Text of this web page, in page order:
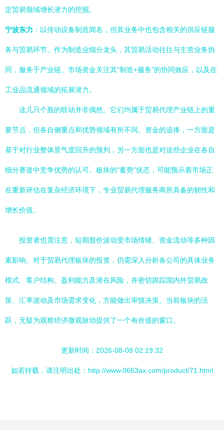
定贸易领域增长潜力的挖掘。
宁波东力 ：以传动设备制造闻名，但其业务中也包含相关的供应链服
务与贸易环节。作为制造业细分龙头，其贸易活动往往与主营业务协
同，服务于产业链。市场资金关注其“制造+服务”的协同效应，以及在
工业品流通领域的拓展潜力。
这几只个股的联动并非偶然。它们均属于贸易代理产业链上的重
要节点，但各自侧重点和优势领域有所不同。资金的追捧，一方面是
基于对行业整体景气度回升的预判，另一方面也是对这些企业在各自
细分赛道中竞争优势的认可。板块的“蓄势”状态，可能预示着市场正
在重新评估在复杂经济环境下，专业贸易代理服务商所具备的韧性和
增长价值。
投资者也需注意，短期股价波动受市场情绪、资金流动等多种因
素影响。对于贸易代理板块的投资，仍需深入分析各公司的具体业务
模式、客户结构、盈利能力及潜在风险，并密切跟踪国内外贸易政
策、汇率波动及市场需求变化，方能做出审慎决策。当前板块的活
跃，无疑为观察经济微观脉动提供了一个有价值的窗口。
更新时间：2026-08-08 02:19:32
如若转载，请注明出处：http://www.0663ax.com/product/71.html